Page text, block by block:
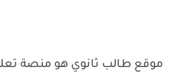
موقع طالب ثانوي هو منصة